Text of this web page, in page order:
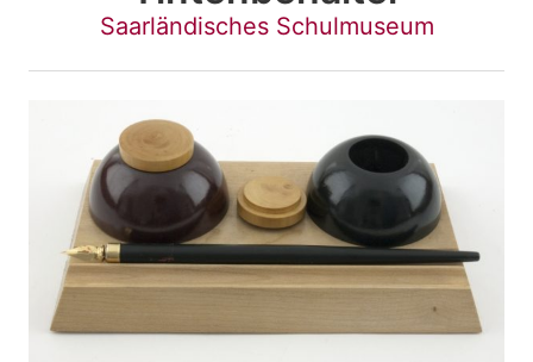
Saarländisches Schulmuseum